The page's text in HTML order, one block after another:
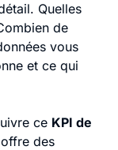
Quelles
de
vous
et ce qui
ce KPI de
des